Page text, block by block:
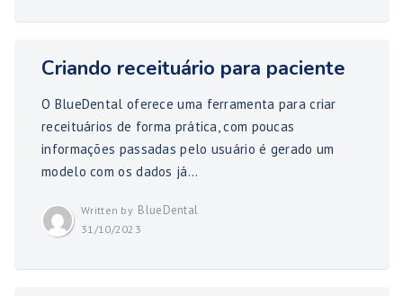
Criando receituário para paciente
O BlueDental oferece uma ferramenta para criar
receituários de forma prática, com poucas
informações passadas pelo usuário é gerado um
modelo com os dados já...
Written by BlueDental
31/10/2023